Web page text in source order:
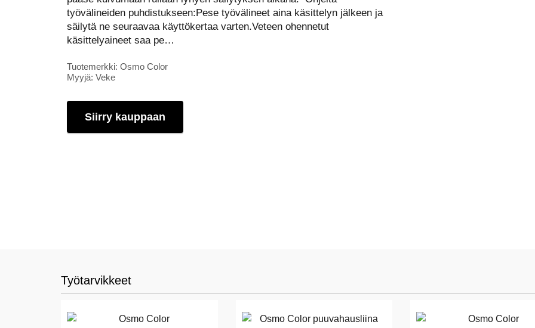
työvälineiden puhdistukseen:Pese työvälineet aina käsittelyn jälkeen ja
säilytä ne seuraavaa käyttökertaa varten.Veteen ohennetut
käsittelyaineet saa pe…
Tuotemerkki: Osmo Color
Myyjä: Veke
Siirry kauppaan
Työtarvikkeet